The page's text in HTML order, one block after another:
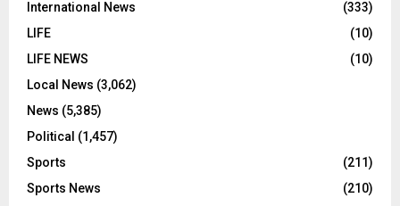
International News
(333)
LIFE
(10)
LIFE NEWS
(10)
Local News (3,062)
News (5,385)
Political (1,457)
Sports
(211)
Sports News
(210)